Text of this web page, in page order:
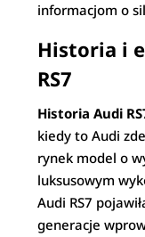
informacjom o
Historia i
RS7
Historia Audi
kiedy to Audi
rynek model o
luksusowym
Audi RS7
generacje